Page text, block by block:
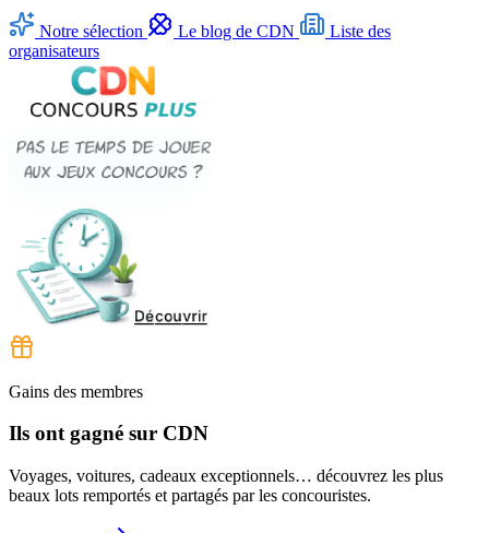
Notre sélection Le blog de CDN
Liste des
organisateurs
Gains des membres
Ils ont gagné sur CDN
Voyages, voitures, cadeaux exceptionnels… découvrez les plus
beaux lots remportés et partagés par les concouristes.